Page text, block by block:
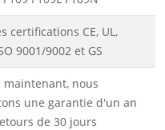
certifications CE, UL,
9001/9002 et GS
maintenant, nous
une garantie d'un an
de 30 jours